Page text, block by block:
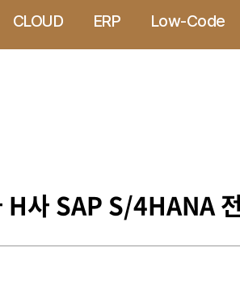
CLOUD ERP Low-Code
H사 SAP S/4HANA